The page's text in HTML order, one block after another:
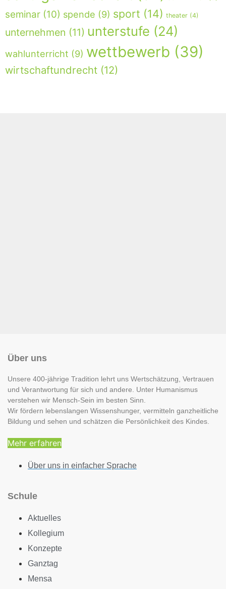
seminar (10) spende (9) sport (14) theater (4)
unternehmen (11) unterstufe (24)
wahlunterricht (9) wettbewerb (39)
wirtschaftundrecht (12)
Über uns
Unsere 400-jährige Tradition lehrt uns Wertschätzung, Vertrauen
und Verantwortung für sich und andere. Unter Humanismus
verstehen wir Mensch-Sein im besten Sinn.
Wir fördern lebenslangen Wissenshunger, vermitteln ganzheitliche
Bildung und sehen und schätzen die Persönlichkeit des Kindes.
Mehr erfahren
Über uns in einfacher Sprache
Schule
Aktuelles
Kollegium
Konzepte
Ganztag
Mensa